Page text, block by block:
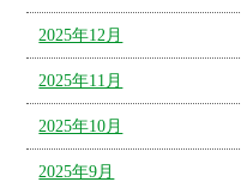
2025年12月
2025年11月
2025年10月
2025年9月